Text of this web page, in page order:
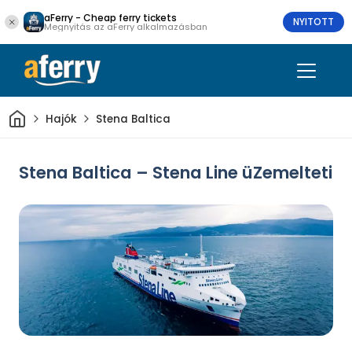
aFerry - Cheap ferry tickets
Megnyitás az aFerry alkalmazásban NYITOTT
Otthon
Hajók Stena Baltica
Stena Baltica – Stena Line üZemelteti